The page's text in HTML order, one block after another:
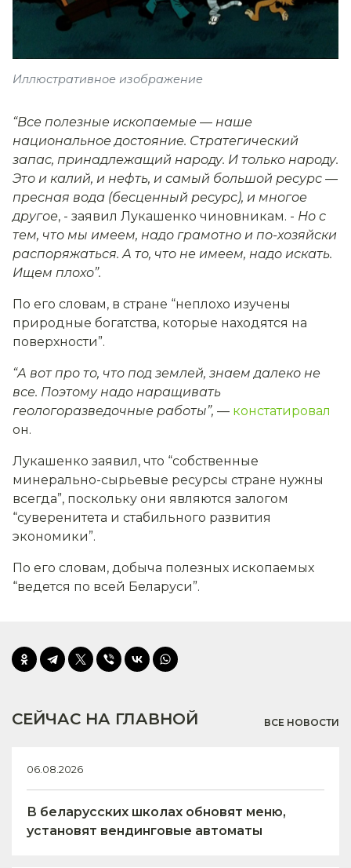
Иллюстративное изображение
“Все полезные ископаемые — наше
национальное достояние. Стратегический
запас, принадлежащий народу. И только народу.
Это и калий, и нефть, и самый большой ресурс —
пресная вода (бесценный ресурс), и многое
другое, - заявил Лукашенко чиновникам. - Но с
тем, что мы имеем, надо грамотно и по-хозяйски
распоряжаться. А то, что не имеем, надо искать.
Ищем плохо”.
По его словам, в стране “неплохо изучены
природные богатства, которые находятся на
поверхности”.
“А вот про то, что под землей, знаем далеко не
все. Поэтому надо наращивать
геологоразведочные работы”, — констатировал
он.
Лукашенко заявил, что “собственные
минерально-сырьевые ресурсы стране нужны
всегда”, поскольку они являются залогом
“суверенитета и стабильного развития
экономики”.
По его словам, добыча полезных ископаемых
“ведется по всей Беларуси”.
СЕЙЧАС НА ГЛАВНОЙ ВСЕ НОВОСТИ
06.08.2026
В беларусских школах обновят меню,
установят вендинговые автоматы